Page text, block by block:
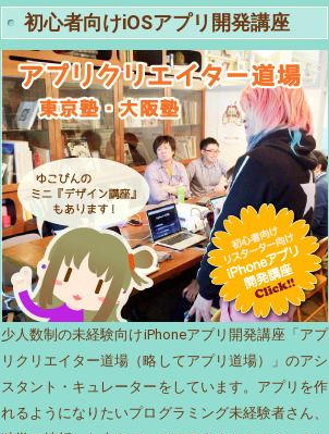
初心者向けiOSアプリ開発講座
少人数制の未経験向けiPhoneアプリ開発講座「アプ
リクリエイター道場（略してアプリ道場）」のアシ
スタント・キュレーターをしています。アプリを作
れるようになりたいプログラミング未経験者さん、